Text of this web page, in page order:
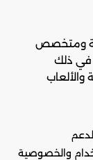
ومتخصص
في ذلك
والألعاب
والخصوصية